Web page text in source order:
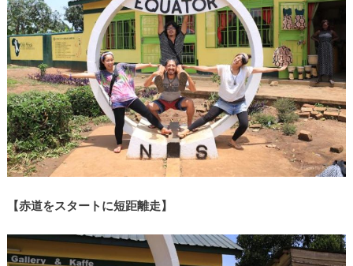
【赤道をスタートに短距離走】